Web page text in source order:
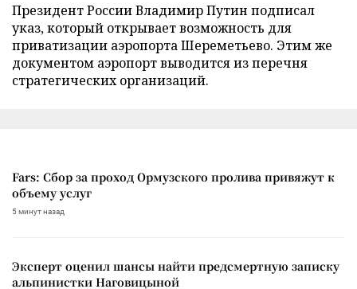
Президент России Владимир Путин подписал
указ, который открывает возможность для
приватизации аэропорта Шереметьево. Этим же
документом аэропорт выводится из перечня
стратегических организаций.
Fars: Сбор за проход Ормузского пролива привяжут к
объему услуг
5 минут назад
Эксперт оценил шансы найти предсмертную записку
альпинистки Наговицыной